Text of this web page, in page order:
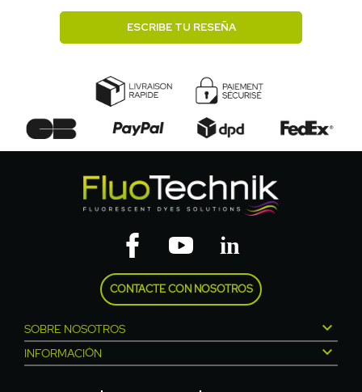
ESCRIBE TU RESEÑA
CONTACTE CON NOSOTROS
SOBRE NOSOTROS 
INFORMACIÓN 